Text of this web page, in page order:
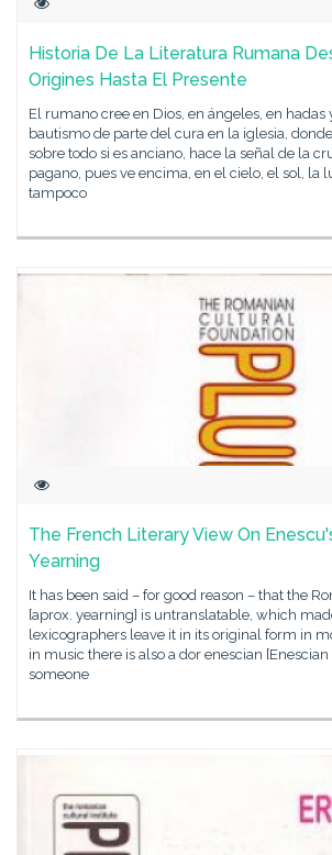
Historia De La Literatura Rumana
Origines Hasta El Presente
El rumano cree en Dios, en ángeles, en hadas
bautismo de parte del cura en la iglesia,
sobre todo si es anciano, hace la señal de la
pagano, pues ve encima, en el cielo, el sol, la
tampoco
The French Literary View On
Yearning
It has been said – for good reason – that the
[aprox. yearning] is untranslatable, which
lexicographers leave it in its original form in
in music there is also a dor enescian
someone